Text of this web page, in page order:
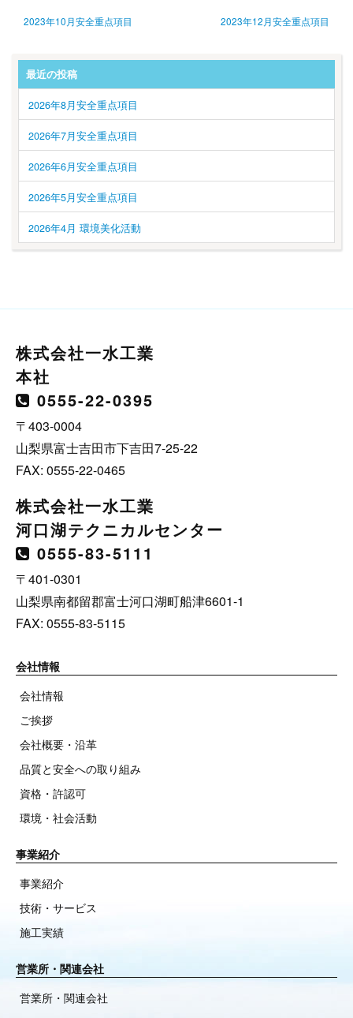
2023年10月安全重点項目 2023年12月安全重点項目
最近の投稿
2026年8月安全重点項目
2026年7月安全重点項目
2026年6月安全重点項目
2026年5月安全重点項目
2026年4月 環境美化活動
株式会社一水工業
本社
0555-22-0395
〒403-0004
山梨県富士吉田市下吉田7-25-22
FAX: 0555-22-0465
株式会社一水工業
河口湖テクニカルセンター
0555-83-5111
〒401-0301
山梨県南都留郡富士河口湖町船津6601-1
FAX: 0555-83-5115
会社情報
会社情報
ご挨拶
会社概要・沿革
品質と安全への取り組み
資格・許認可
環境・社会活動
事業紹介
事業紹介
技術・サービス
施工実績
営業所・関連会社
営業所・関連会社